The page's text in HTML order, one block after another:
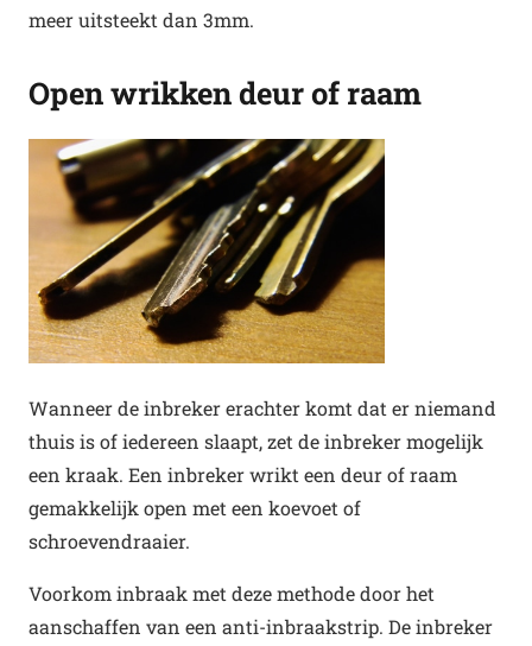
meer uitsteekt dan 3mm.
Open wrikken deur of raam
Wanneer de inbreker erachter komt dat er niemand
thuis is of iedereen slaapt, zet de inbreker mogelijk
een kraak. Een inbreker wrikt een deur of raam
gemakkelijk open met een koevoet of
schroevendraaier.
Voorkom inbraak met deze methode door het
aanschaffen van een anti-inbraakstrip. De inbreker